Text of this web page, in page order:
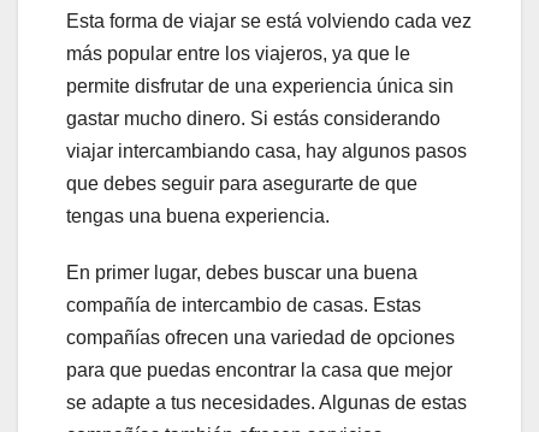
Esta forma de viajar se está volviendo cada vez
más popular entre los viajeros, ya que le
permite disfrutar de una experiencia única sin
gastar mucho dinero. Si estás considerando
viajar intercambiando casa, hay algunos pasos
que debes seguir para asegurarte de que
tengas una buena experiencia.
En primer lugar, debes buscar una buena
compañía de intercambio de casas. Estas
compañías ofrecen una variedad de opciones
para que puedas encontrar la casa que mejor
se adapte a tus necesidades. Algunas de estas